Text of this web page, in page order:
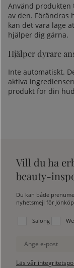
Använd produkten
av den. Förändras
kan det vara läge
hjälper dig gärna.
Hjälper dyrare
Inte automatiskt.
aktiva
produkt för din
Vill du ha
beauty-
Du kan både
nyhetsmejl för
Välj vilken lista du vill
Salong
Ange e-post
Läs vår